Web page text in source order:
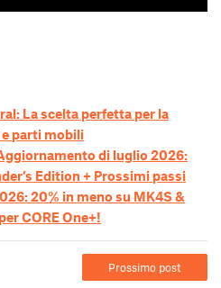
La scelta perfetta per la
parti mobili
di luglio 2026:
Edition + Prossimi passi
20% in meno su MK4S &
CORE One+!
Prossimo post